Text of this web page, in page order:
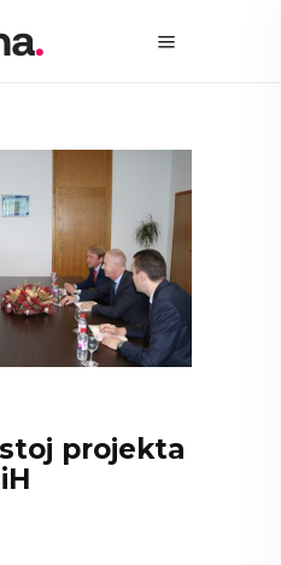
projekta